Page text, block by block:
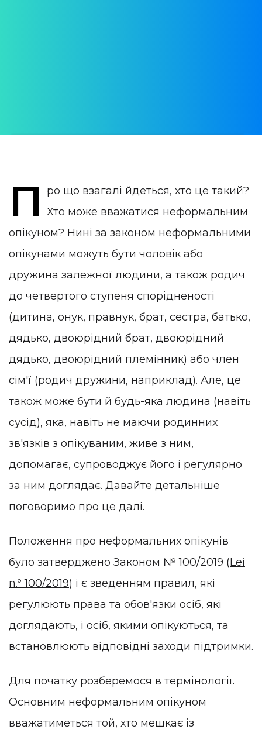
11 March 2024
П
ро що взагалі йдеться, хто це такий?
Хто може вважатися неформальним
опікуном? Нині за законом неформальними
опікунами можуть бути чоловік або
дружина залежної людини, а також родич
до четвертого ступеня спорідненості
(дитина, онук, правнук, брат, сестра, батько,
дядько, двоюрідний брат, двоюрідний
дядько, двоюрідний племінник) або член
сім'ї (родич дружини, наприклад). Але, це
також може бути й будь-яка людина (навіть
сусід), яка, навіть не маючи родинних
зв'язків з опікуваним, живе з ним,
допомагає, супроводжує його і регулярно
за ним доглядає. Давайте детальніше
поговоримо про це далі.
Положення про неформальних опікунів
було затверджено Законом № 100/2019 (Lei
n.º 100/2019) і є зведенням правил, які
регулюють права та обов'язки осіб, які
доглядають, і осіб, якими опікуються, та
встановлюють відповідні заходи підтримки.
Для початку розберемося в термінології.
Основним неформальним опікуном
вважатиметься той, хто мешкає із